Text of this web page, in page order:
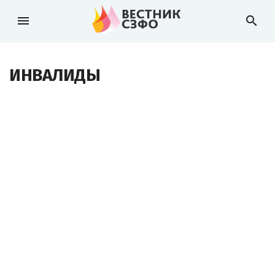
menu search
ИНВАЛИДЫ